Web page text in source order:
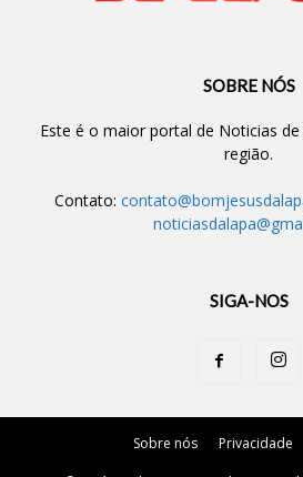
SOBRE NÓS
Este é o maior portal de Noticias
região.
Contato:
SIGA-NOS
Sobre nós Privacidade